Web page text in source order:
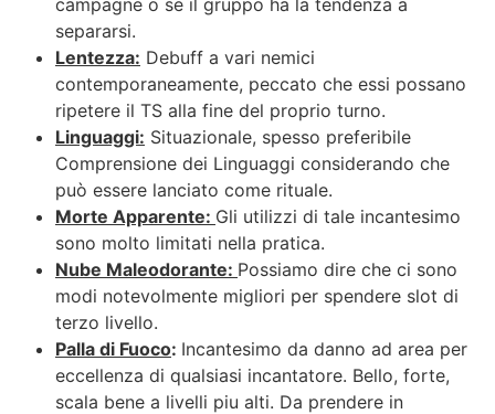
separarsi.
Lentezza: Debuff a vari nemici
contemporaneamente, peccato che essi possano
ripetere il TS alla fine del proprio turno.
Linguaggi: Situazionale, spesso preferibile
Comprensione dei Linguaggi considerando che
può essere lanciato come rituale.
Morte Apparente: Gli utilizzi di tale incantesimo
sono molto limitati nella pratica.
Nube Maleodorante: Possiamo dire che ci sono
modi notevolmente migliori per spendere slot di
terzo livello.
Palla di Fuoco: Incantesimo da danno ad area per
eccellenza di qualsiasi incantatore. Bello, forte,
scala bene a livelli piu alti. Da prendere in